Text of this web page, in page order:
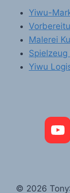
Yiwu-
Malerei
Yiwu
© 2026